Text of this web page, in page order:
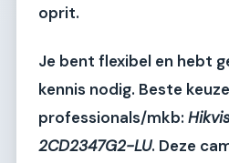
oprit.
Je bent flexibel en hebt
kennis nodig. Beste
professionals/mkb:
2CD2347G2-LU. Deze